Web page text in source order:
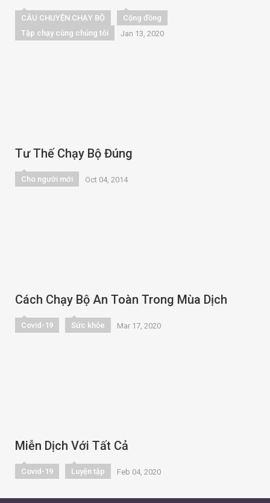
CÂU CHUYỆN CHẠY BỘ
Cộng đồng
Tập chạy cùng chúng tôi
Jan 13, 2020
Tư Thế Chạy Bộ Đúng
Cho người mới Oct 04, 2014
Cách Chạy Bộ An Toàn Trong Mùa Dịch
Covid-19 Sức khỏe Mar 17, 2020
Miễn Dịch Với Tất Cả
Covid-19 Luyện tập Feb 04, 2020